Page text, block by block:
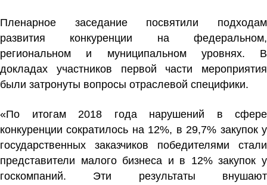
Пленарное заседание посвятили подходам
развития конкуренции на федеральном,
региональном и муниципальном уровнях. В
докладах участников первой части мероприятия
были затронуты вопросы отраслевой специфики.
«По итогам 2018 года нарушений в сфере
конкуренции сократилось на 12%, в 29,7% закупок у
государственных заказчиков победителями стали
представители малого бизнеса и в 12% закупок у
госкомпаний. Эти результаты внушают